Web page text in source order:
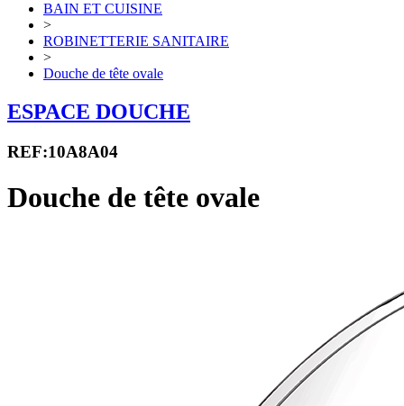
BAIN ET CUISINE
>
ROBINETTERIE SANITAIRE
>
Douche de tête ovale
ESPACE DOUCHE
REF:10A8A04
Douche de tête ovale